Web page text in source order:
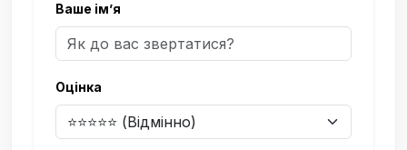
Ваше ім’я
Оцінка